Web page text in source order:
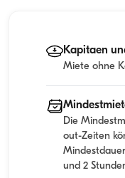
Kapitaen
Miete ohne
Die
out-Zeiten
und 2